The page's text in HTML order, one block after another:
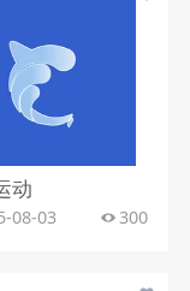
动
08-03 300